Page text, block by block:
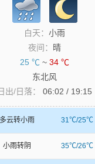
白天： 小雨
夜间：
晴
25 ℃ ~ 34 ℃
东北风
出/日落：
06:02 / 19:15
多云转小雨 31℃/25℃
小雨转阴 35℃/26℃